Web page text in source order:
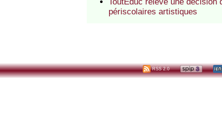
périscolaires artistiques
RSS 2.0